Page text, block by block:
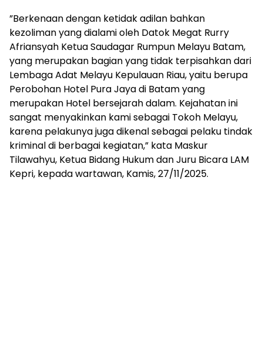
”Berkenaan dengan ketidak adilan bahkan
kezoliman yang dialami oleh Datok Megat Rurry
Afriansyah Ketua Saudagar Rumpun Melayu Batam,
yang merupakan bagian yang tidak terpisahkan dari
Lembaga Adat Melayu Kepulauan Riau, yaitu berupa
Perobohan Hotel Pura Jaya di Batam yang
merupakan Hotel bersejarah dalam. Kejahatan ini
sangat menyakinkan kami sebagai Tokoh Melayu,
karena pelakunya juga dikenal sebagai pelaku tindak
kriminal di berbagai kegiatan,” kata Maskur
Tilawahyu, Ketua Bidang Hukum dan Juru Bicara LAM
Kepri, kepada wartawan, Kamis, 27/11/2025.